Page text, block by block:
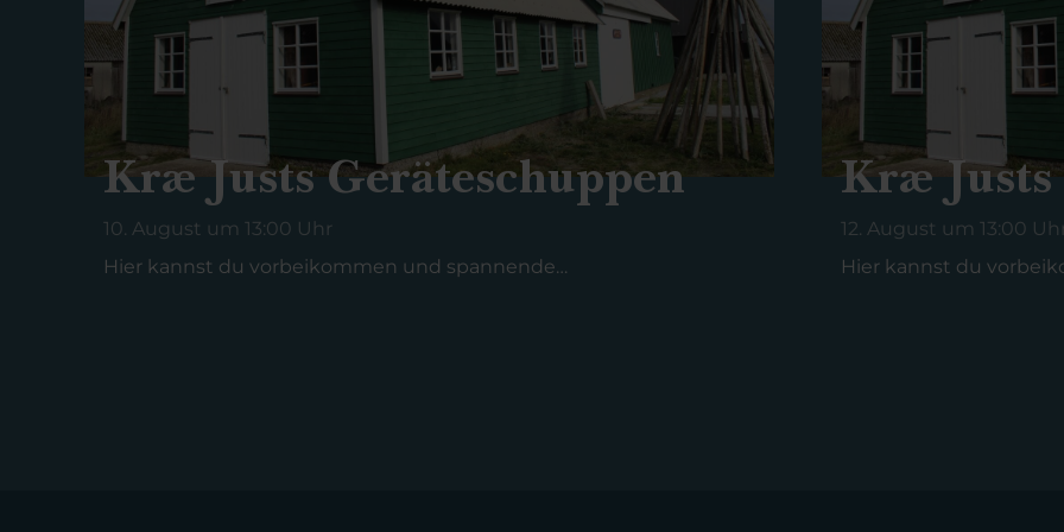
Kræ Justs Geräteschuppen
10. August um 13:00 Uhr
Hier kannst du vorbeikommen und spannende…
Kræ Justs
12. August um 13:00
Hier kannst du